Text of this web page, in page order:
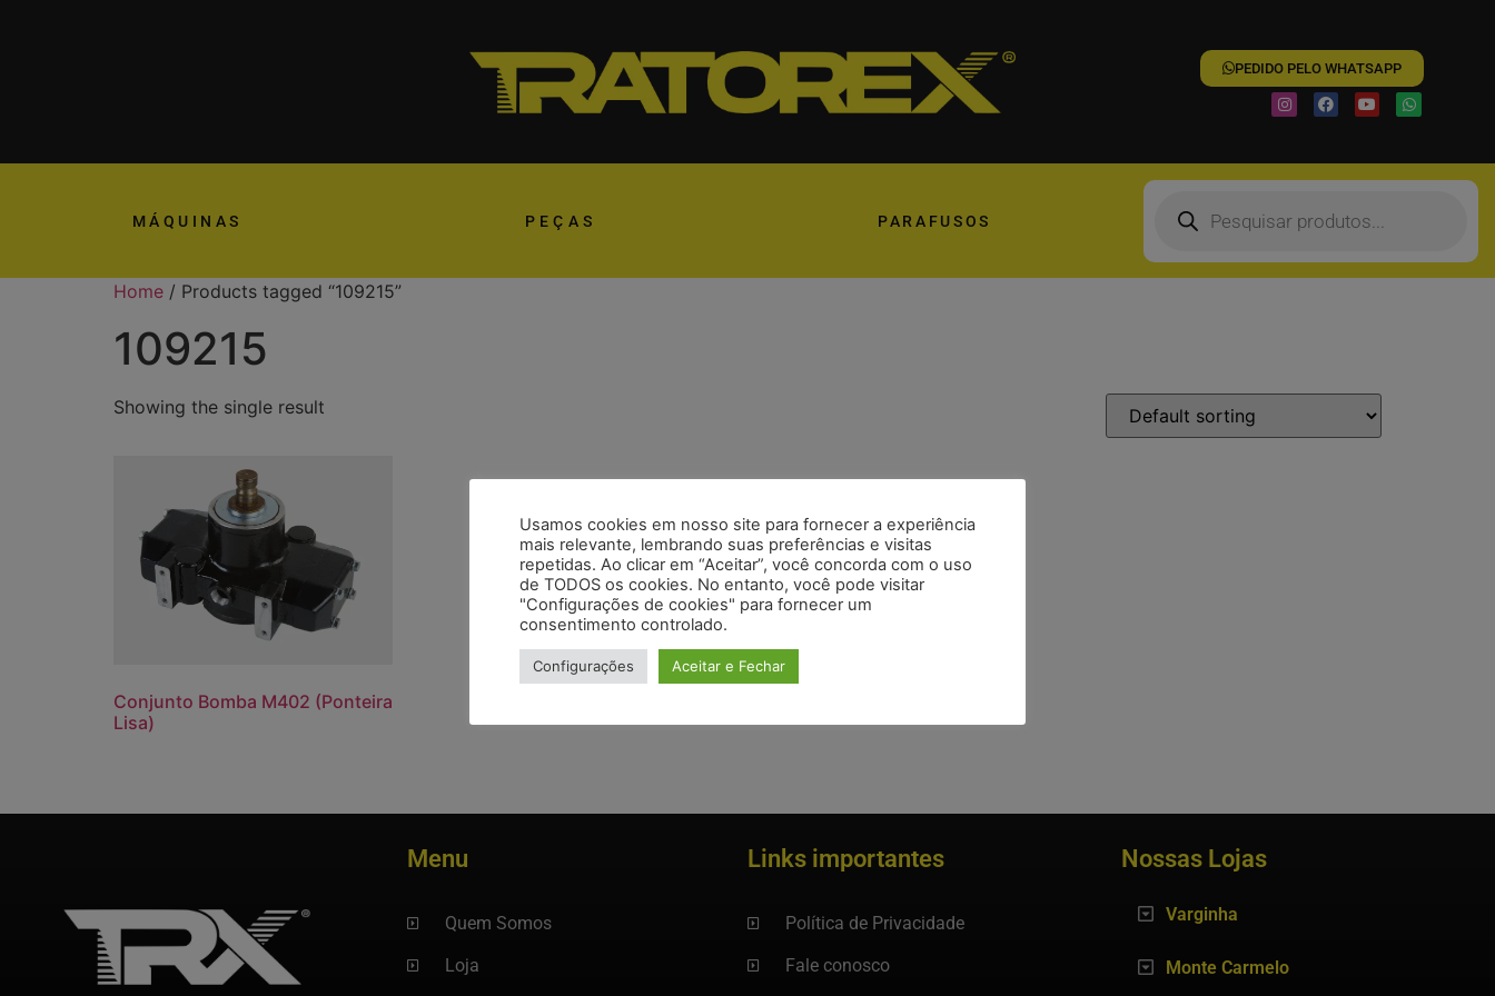
PEDIDO PELO WHATSAPP
MÁQUINAS PEÇAS PARAFUSOS
Home / Products tagged “109215”
109215
Showing the single result
Conjunto Bomba M402 (Ponteira
Lisa)
Menu
Quem Somos
Loja
Links importantes
Política de Privacidade
Fale conosco
Nossas Lojas
Varginha
Monte Carmelo
Usamos cookies em nosso site para fornecer a experiência
mais relevante, lembrando suas preferências e visitas
repetidas. Ao clicar em “Aceitar”, você concorda com o uso
de TODOS os cookies. No entanto, você pode visitar
"Configurações de cookies" para fornecer um
consentimento controlado.
Configurações Aceitar e Fechar